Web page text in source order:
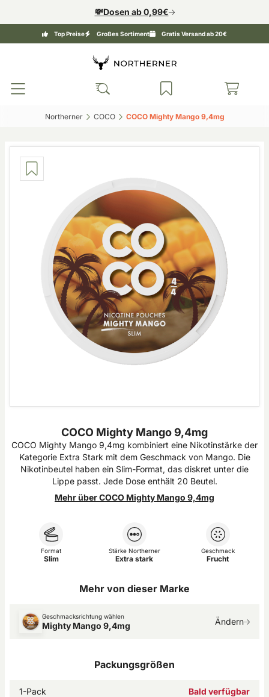
💸Dosen ab 0,99€
Top Preise Großes Sortiment Gratis Versand ab 20€
Northerner‎ COCO‎ COCO Mighty Mango 9,4mg‎
COCO Mighty Mango 9,4mg
COCO Mighty Mango 9,4mg kombiniert eine Nikotinstärke der
Kategorie Extra Stark mit dem Geschmack von Mango. Die
Nikotinbeutel haben ein Slim-Format, das diskret unter die
Lippe passt. Jede Dose enthält 20 Beutel.
Mehr über COCO Mighty Mango 9,4mg
Format
Slim
Stärke Northerner
Extra stark
Geschmack
Frucht
Mehr von dieser Marke
Geschmacksrichtung wählen
Mighty Mango 9,4mg Ändern
Packungsgrößen
1-Pack Bald verfügbar